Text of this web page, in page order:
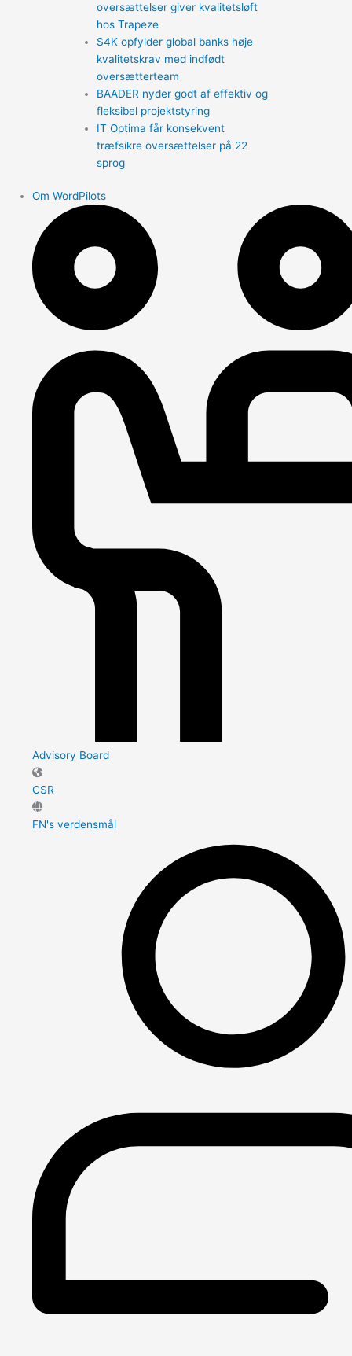
oversættelser giver kvalitetsløft
hos Trapeze
S4K opfylder global banks høje
kvalitetskrav med indfødt
oversætterteam
BAADER nyder godt af effektiv og
fleksibel projektstyring
IT Optima får konsekvent
træfsikre oversættelser på 22
sprog
Om WordPilots
Advisory Board
CSR
FN's verdensmål